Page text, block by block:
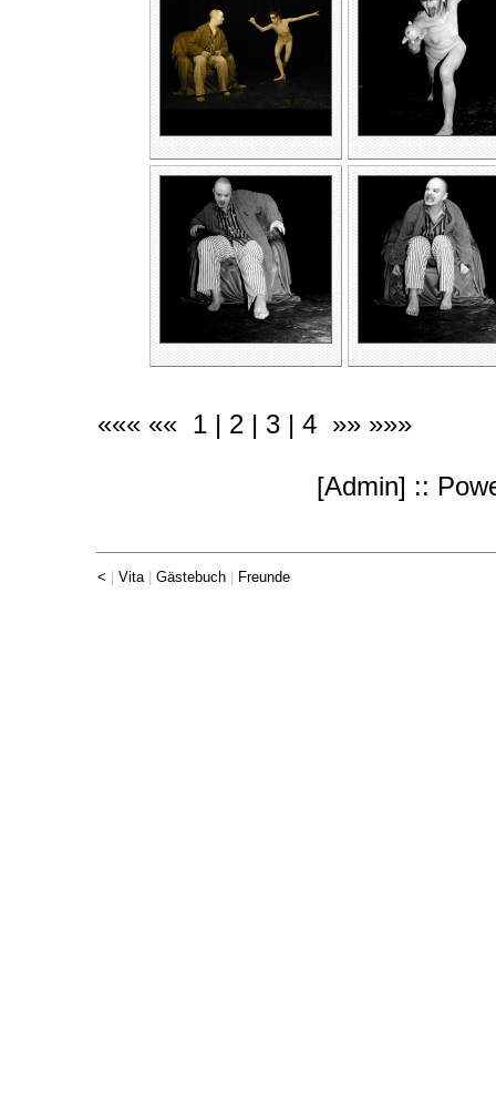
««« «« 1 | 2 | 3 | 4 »» »»»
[Admin] ::
< Vita| Gästebuch Freunde